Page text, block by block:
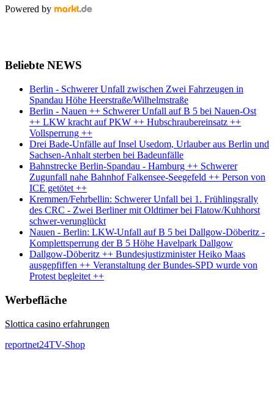
Powered by
Beliebte NEWS
Berlin - Schwerer Unfall zwischen Zwei Fahrzeugen in
Spandau Höhe Heerstraße/Wilhelmstraße
Berlin - Nauen ++ Schwerer Unfall auf B 5 bei Nauen-Ost
++ LKW kracht auf PKW ++ Hubschraubereinsatz ++
Vollsperrung ++
Drei Bade-Unfälle auf Insel Usedom, Urlauber aus Berlin und
Sachsen-Anhalt sterben bei Badeunfälle
Bahnstrecke Berlin-Spandau - Hamburg ++ Schwerer
Zugunfall nahe Bahnhof Falkensee-Seegefeld ++ Person von
ICE getötet ++
Kremmen/Fehrbellin: Schwerer Unfall bei 1. Frühlingsrally
des CRC - Zwei Berliner mit Oldtimer bei Flatow/Kuhhorst
schwer-verunglückt
Nauen - Berlin: LKW-Unfall auf B 5 bei Dallgow-Döberitz -
Komplettsperrung der B 5 Höhe Havelpark Dallgow
Dallgow-Döberitz ++ Bundesjustizminister Heiko Maas
ausgepfiffen ++ Veranstaltung der Bundes-SPD wurde von
Protest begleitet ++
Werbefläche
Slottica casino erfahrungen
reportnet24TV-Shop